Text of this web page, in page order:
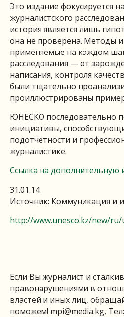
Это издание фокусируется
журналистского
история является лишь
она не проверена. Методы
применяемые на каждом
расследования — от
написания, контроля
были тщательно
проиллюстрированы
ЮНЕСКО последовательно
инициативы,
подотчетности и
журналистике.
Ссылка на
31.01.14
Источник: Коммуникация и
http://www.unesco.kz/new/ru/
Если Вы журналист и
правонарушениями в
властей и иных лиц,
поможем! mpi@media.kg,